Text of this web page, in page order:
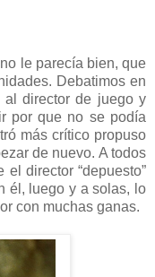
le parecía bien, que
Debatimos en
al director de juego y
por que no se podía
más crítico propuso
de nuevo. A todos
director “depuesto”
él, luego y a solas, lo
con muchas ganas.